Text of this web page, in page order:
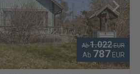
Ab1.022 EUR
Ab 787 EUR